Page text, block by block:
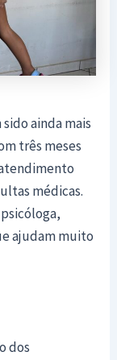
ainda mais
três meses
médicas.
ajudam muito
dos